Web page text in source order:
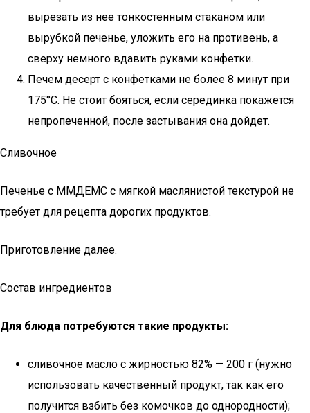
вырезать из нее тонкостенным стаканом или
вырубкой печенье, уложить его на противень, а
сверху немного вдавить руками конфетки.
Печем десерт с конфетками не более 8 минут при
175°С. Не стоит бояться, если серединка покажется
непропеченной, после застывания она дойдет.
Сливочное
Печенье с ММДЕМС с мягкой маслянистой текстурой не
требует для рецепта дорогих продуктов.
Приготовление далее.
Состав ингредиентов
Для блюда потребуются такие продукты:
сливочное масло с жирностью 82% — 200 г (нужно
использовать качественный продукт, так как его
получится взбить без комочков до однородности);